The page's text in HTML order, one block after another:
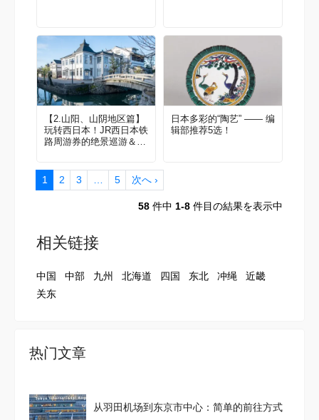
【2.山阳、山阴地区篇】
玩转西日本！JR西日本铁
路周游券的绝景巡游＆丰
日本多彩的“陶艺” —— 编
辑部推荐5选！
1 2 3 5 次へ ›
58 件中 1-8 件目の結果を表示中
相关链接
中国 中部 九州 北海道 四国 东北 冲绳
近畿
关东
热门文章
从羽田机场到东京市中心：简单的前往方式